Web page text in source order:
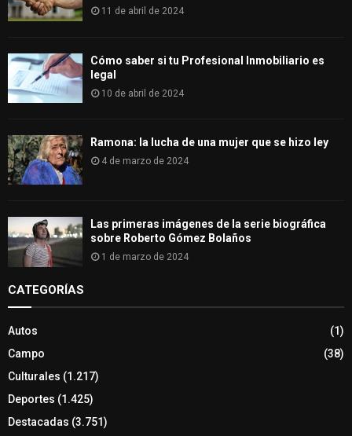
11 de abril de 2024
Cómo saber si tu Profesional Inmobiliario es
legal
10 de abril de 2024
Ramona: la lucha de una mujer que se hizo ley
4 de marzo de 2024
Las primeras imágenes de la serie biográfica
sobre Roberto Gómez Bolaños
1 de marzo de 2024
CATEGORÍAS
Autos
(1)
Campo
(38)
Culturales (1.217)
Deportes (1.425)
Destacadas (3.751)